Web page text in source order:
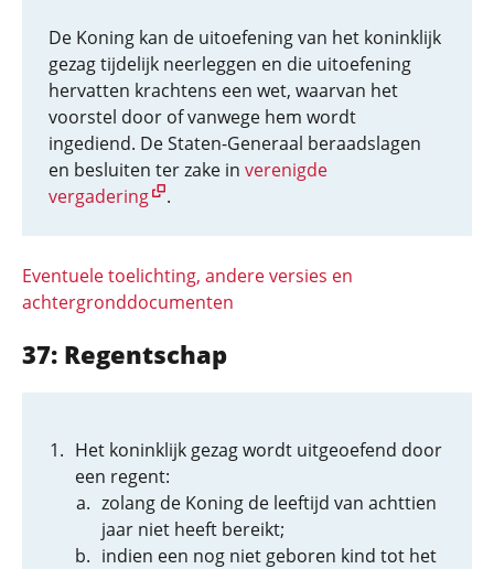
De Koning kan de uitoefening van het koninklijk
gezag tijdelijk neerleggen en die uitoefening
hervatten krachtens een wet, waarvan het
voorstel door of vanwege hem wordt
ingediend. De Staten-Generaal beraadslagen
en besluiten ter zake in verenigde
vergadering
.
Eventuele toelichting, andere versies en
achtergronddocumenten
37: Regentschap
Het koninklijk gezag wordt uitgeoefend door
een regent:
zolang de Koning de leeftijd van achttien
jaar niet heeft bereikt;
indien een nog niet geboren kind tot het